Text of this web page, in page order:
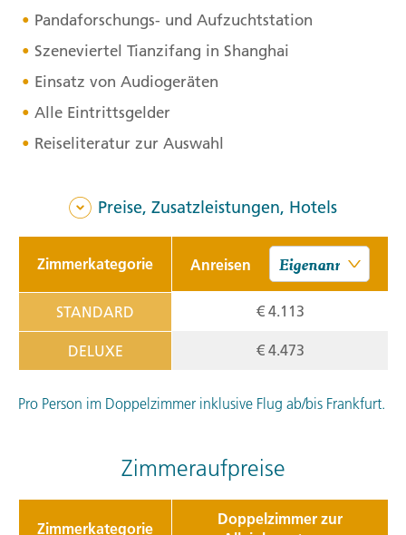
Pandaforschungs- und Aufzuchtstation
Szeneviertel Tianzifang in Shanghai
Einsatz von Audiogeräten
Alle Eintrittsgelder
Reiseliteratur zur Auswahl
Preise, Zusatzleistungen, Hotels
Zimmerkategorie Anreisen
STANDARD € 4.113
DELUXE € 4.473
Pro Person im Doppelzimmer inklusive Flug ab/bis Frankfurt.
Zimmeraufpreise
Zimmerkategorie
Doppelzimmer zur